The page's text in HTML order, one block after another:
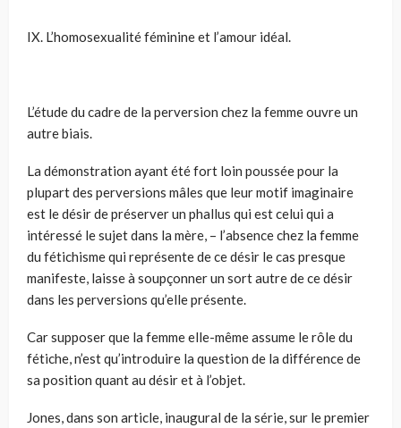
IX. L’homosexualité féminine et l’amour idéal.
L’étude du cadre de la perversion chez la femme ouvre un
autre biais.
La démonstration ayant été fort loin poussée pour la
plupart des perversions mâles que leur motif imaginaire
est le désir de préserver un phallus qui est celui qui a
intéressé le sujet dans la mère, – l’absence chez la femme
du fétichisme qui représente de ce désir le cas presque
manifeste, laisse à soupçonner un sort autre de ce désir
dans les perversions qu’elle présente.
Car supposer que la femme elle-même assume le rôle du
fétiche, n’est qu’introduire la question de la différence de
sa position quant au désir et à l’objet.
Jones, dans son article, inaugural de la série, sur le premier